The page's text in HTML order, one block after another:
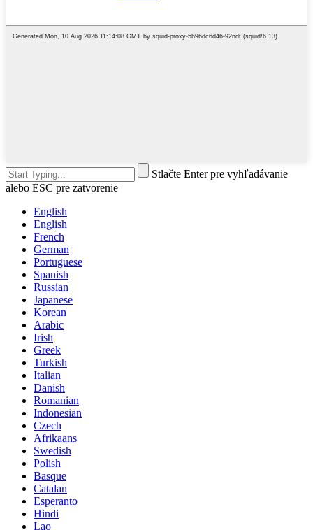
Stlačte Enter pre vyhľadávanie
alebo ESC pre zatvorenie
English
English
French
German
Portuguese
Spanish
Russian
Japanese
Korean
Arabic
Irish
Greek
Turkish
Italian
Danish
Romanian
Indonesian
Czech
Afrikaans
Swedish
Polish
Basque
Catalan
Esperanto
Hindi
Lao